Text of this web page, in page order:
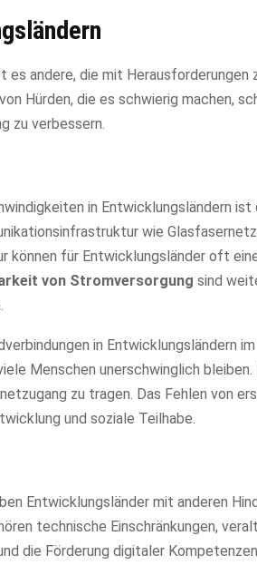
andere, die mit Herausforderungen
Hürden, die es schwierig machen,
zu verbessern.
in Entwicklungsländern ist
wie
können für Entwicklungsländer oft
von Stromversorgung sind
in Entwicklungsländern
Menschen unerschwinglich
zu tragen. Das Fehlen von
und soziale Teilhabe.
Entwicklungsländer mit anderen
technische Einschränkungen,
die Förderung digitaler